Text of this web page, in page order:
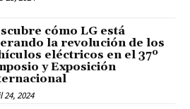
cómo LG está
la revolución de los
eléctricos en el 37º
y Exposición
24, 2024